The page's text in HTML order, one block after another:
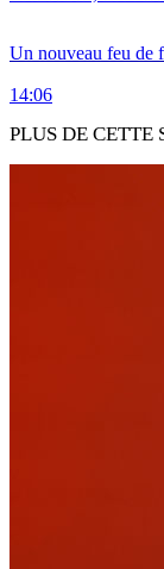
Un nouveau feu de
14:06
PLUS DE CETTE